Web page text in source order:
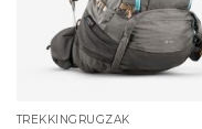
TREKKINGRUGZAK